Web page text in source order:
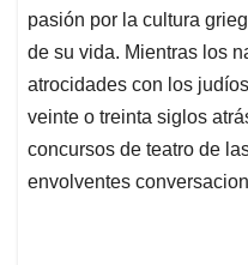
pasión por la cultura
de su vida. Mientras los
atrocidades con los
veinte o treinta siglos
concursos de teatro de
envolventes